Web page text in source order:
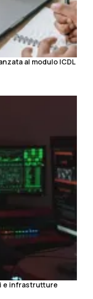
al modulo ICDL
e infrastrutture